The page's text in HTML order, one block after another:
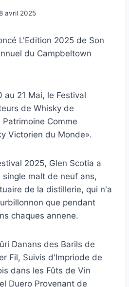
avril 2025
L'Edition 2025 de Son
du Campbeltown
au 21 Mai, le Festival
de Whisky de
Comme
Victorien du Monde».
2025, Glen Scotia a
malt de neuf ans,
de la distillerie, qui n'a
que pendant
chaques annene.
Danans des Barils de
Fil, Suivis d'Impriode de
dans les Fûts de Vin
Duero Provenant de